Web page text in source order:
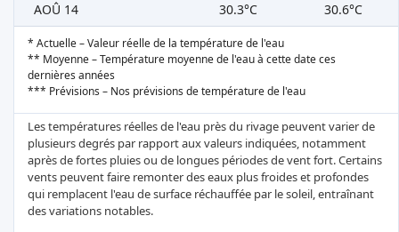
AOÛ 14
30.3°C 30.6°C
* Actuelle – Valeur réelle de la température de l'eau
** Moyenne – Température moyenne de l'eau à cette date ces
dernières années
*** Prévisions – Nos prévisions de température de l'eau
Les températures réelles de l'eau près du rivage peuvent varier de
plusieurs degrés par rapport aux valeurs indiquées, notamment
après de fortes pluies ou de longues périodes de vent fort. Certains
vents peuvent faire remonter des eaux plus froides et profondes
qui remplacent l'eau de surface réchauffée par le soleil, entraînant
des variations notables.